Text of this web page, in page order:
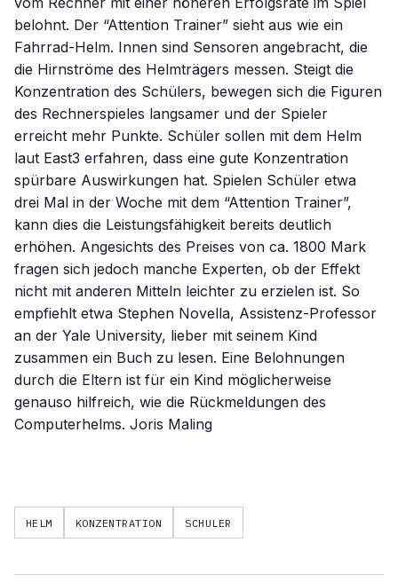
belohnt. Der “Attention Trainer” sieht aus wie ein
Fahrrad-Helm. Innen sind Sensoren angebracht, die
die Hirnströme des Helmträgers messen. Steigt die
Konzentration des Schülers, bewegen sich die Figuren
des Rechnerspieles langsamer und der Spieler
erreicht mehr Punkte. Schüler sollen mit dem Helm
laut East3 erfahren, dass eine gute Konzentration
spürbare Auswirkungen hat. Spielen Schüler etwa
drei Mal in der Woche mit dem “Attention Trainer”,
kann dies die Leistungsfähigkeit bereits deutlich
erhöhen. Angesichts des Preises von ca. 1800 Mark
fragen sich jedoch manche Experten, ob der Effekt
nicht mit anderen Mitteln leichter zu erzielen ist. So
empfiehlt etwa Stephen Novella, Assistenz-Professor
an der Yale University, lieber mit seinem Kind
zusammen ein Buch zu lesen. Eine Belohnungen
durch die Eltern ist für ein Kind möglicherweise
genauso hilfreich, wie die Rückmeldungen des
Computerhelms. Joris Maling
HELM KONZENTRATION SCHULER